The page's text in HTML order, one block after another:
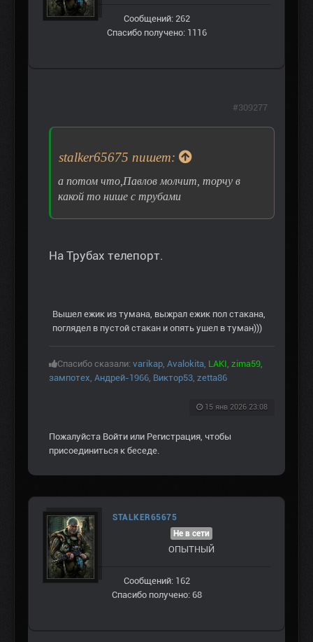
Сообщений: 262
Спасибо получено: 1116
stalker65675 пишет:
а потом что,Павлов молчит, торчу в
какой то нише с трубами
На Трубах телепорт.
Вышел ежик из тумана, выжрал ежик пол стакана,
поглядел в пустой стакан и опять ушел в туман)))
Спасибо сказали: varikap, Avalokita, LAKI, zima59,
зампотех, Андрей-1966, Виктор53, zetta86
15 янв 2026 23:08
#309277
Пожалуйста Войти или Регистрация, чтобы
присоединиться к беседе.
STALKER65675
Не в сети
ОПЫТНЫЙ
Сообщений: 162
Спасибо получено: 68